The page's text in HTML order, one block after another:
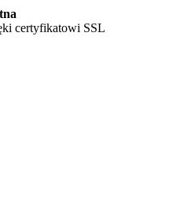
certyfikatowi SSL